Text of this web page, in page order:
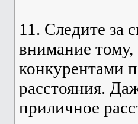
11. Следите за
внимание тому,
конкурентами
расстояния.
приличное